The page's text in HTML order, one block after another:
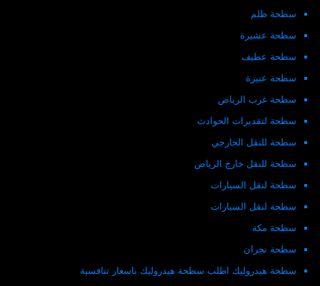
سطحة ظلم
سطحة عشيرة
سطحة عطيف
سطحة عنيزة
سطحة غرب الرياض
سطحة لتقديرات الحوادث
سطحة للنقل الخارجي
سطحة للنقل خارج الرياض
سطحة لنقل السيارات
سطحة لنقل السيارات
سطحة مكة
سطحة نجران
سطحة هيدروليك اطلب سطحة هيدروليك باسعار تنافسية